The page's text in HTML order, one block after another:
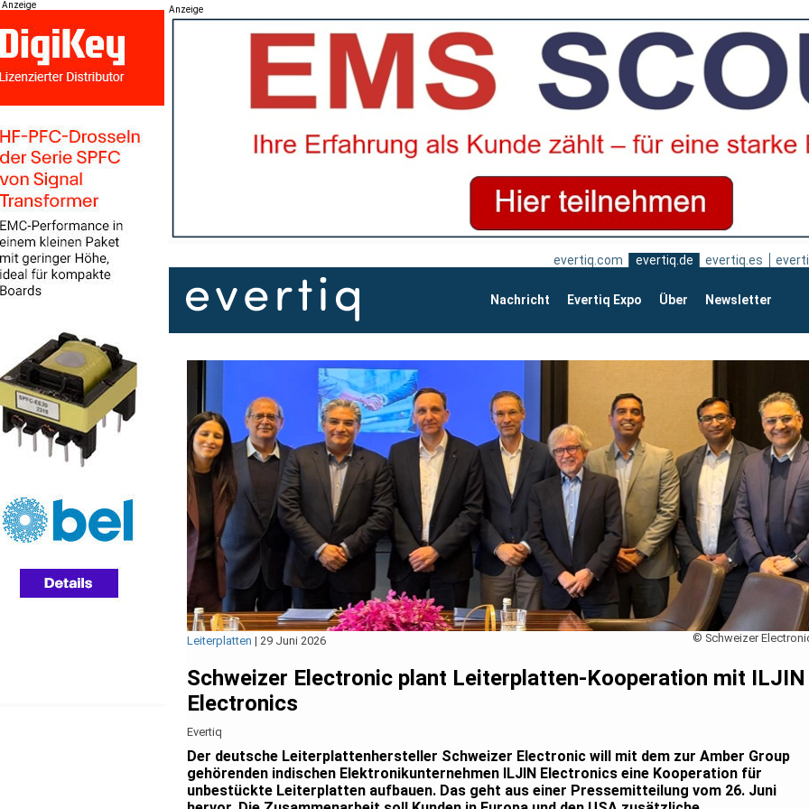
Anzeige Anzeige
evertiq.com evertiq.de evertiq.es
Nachricht Evertiq Expo Über Newsletter
© Schweizer
Leiterplatten | 29 Juni 2026
Schweizer Electronic plant Leiterplatten-Kooperation mit ILJIN
Electronics
Evertiq
Der deutsche Leiterplattenhersteller Schweizer Electronic will mit dem zur Amber Group
gehörenden indischen Elektronikunternehmen ILJIN Electronics eine Kooperation für
unbestückte Leiterplatten aufbauen. Das geht aus einer Pressemitteilung vom 26. Juni